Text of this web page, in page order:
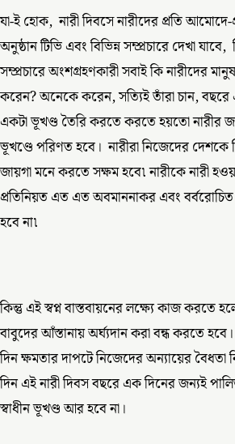
যা-ই হোক, নারী দিবসে নারীদের প্রতি
অনুষ্ঠান টিভি এবং বিভিন্ন সম্প্রচারে দেখা
সম্প্রচারে অংশগ্রহণকারী সবাই কি নারীদের
করেন? অনেকে করেন, সত্যিই তাঁরা চান, বছরে
একটা ভূখণ্ড তৈরি করতে করতে হয়তো নারীর
ভূখণ্ডে পরিণত হবে। নারীরা নিজেদের
জায়গা মনে করতে সক্ষম হবে৷ নারীকে নারী
প্রতিনিয়ত এত এত অবমাননাকর এবং
হবে না৷
কিন্তু এই স্বপ্ন বাস্তবায়নের লক্ষ্যে কাজ করতে
বাবুদের আঁস্তানায় অর্ঘ্যদান করা বন্ধ করতে
দিন ক্ষমতার দাপটে নিজেদের অন্যায়ের
দিন এই নারী দিবস বছরে এক দিনের জন্যই
স্বাধীন ভূখণ্ড আর হবে না।